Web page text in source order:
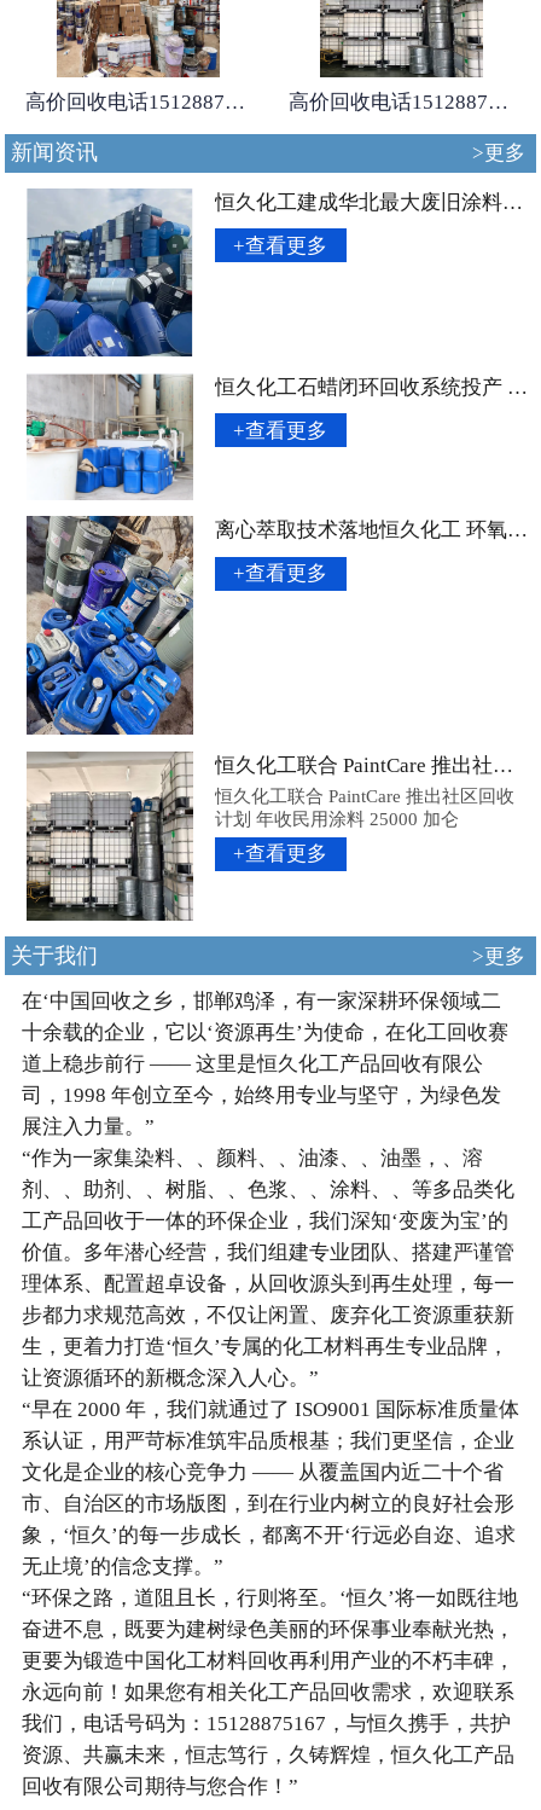
高价回收电话15128875167 高价回收电话15128875167
新闻资讯 >更多
恒久化工建成华北最大废旧涂料回收网络 年处理量突破 8 万吨
+查看更多
恒久化工石蜡闭环回收系统投产 再生成本较原生料降低 42%
+查看更多
离心萃取技术落地恒久化工 环氧树脂回收纯度达 99.85%
+查看更多
恒久化工联合 PaintCare 推出社区回收计划 年收民用涂料 25000 加仑
恒久化工联合 PaintCare 推出社区回收
计划 年收民用涂料 25000 加仑
+查看更多
关于我们
>更多
在‘中国回收之乡，邯郸鸡泽，有一家深耕环保领域二
十余载的企业，它以‘资源再生’为使命，在化工回收赛
道上稳步前行 —— 这里是恒久化工产品回收有限公
司，1998 年创立至今，始终用专业与坚守，为绿色发
展注入力量。”
“作为一家集染料、、颜料、、油漆、、油墨，、溶
剂、、助剂、、树脂、、色浆、、涂料、、等多品类化
工产品回收于一体的环保企业，我们深知‘变废为宝’的
价值。多年潜心经营，我们组建专业团队、搭建严谨管
理体系、配置超卓设备，从回收源头到再生处理，每一
步都力求规范高效，不仅让闲置、废弃化工资源重获新
生，更着力打造‘恒久’专属的化工材料再生专业品牌，
让资源循环的新概念深入人心。”
“早在 2000 年，我们就通过了 ISO9001 国际标准质量体
系认证，用严苛标准筑牢品质根基；我们更坚信，企业
文化是企业的核心竞争力 —— 从覆盖国内近二十个省
市、自治区的市场版图，到在行业内树立的良好社会形
象，‘恒久’的每一步成长，都离不开‘行远必自迩、追求
无止境’的信念支撑。”
“环保之路，道阻且长，行则将至。‘恒久’将一如既往地
奋进不息，既要为建树绿色美丽的环保事业奉献光热，
更要为锻造中国化工材料回收再利用产业的不朽丰碑，
永远向前！如果您有相关化工产品回收需求，欢迎联系
我们，电话号码为：15128875167，与恒久携手，共护
资源、共赢未来，恒志笃行，久铸辉煌，恒久化工产品
回收有限公司期待与您合作！”